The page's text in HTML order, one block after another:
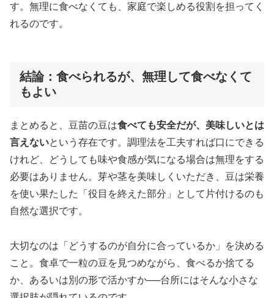
す。無理に食べなくても、家庭で楽しめる役割を担ってく
れるのです。
結論：食べられるが、無理して食べなくて
もよい
まとめると、豆苗の豆は食べても安全だが、美味しいとは
言えないという存在です。調理法を工夫すれば口にできる
けれど、どうしても味や食感が気になる場合は無理をする
必要はありません。芽や茎を美味しくいただき、豆は栄養
を使い果たした「役目を終えた部分」として片付けるのも
自然な選択です。
大切なのは「どうするのが自分に合っているか」を決める
こと。食卓で一粒の豆を見つめながら、食べるか捨てる
か、あるいは別の形で活かすか──台所にはそんな小さな